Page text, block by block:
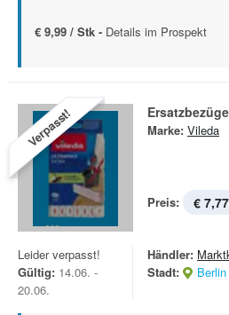
€ 9,99 / Stk - Details im Prospekt
Verpasst! Marke: Vileda
Preis: € 7,77
Leider verpasst!
Gültig: 14.06. -
20.06.
Händler:
Stadt:
Berlin